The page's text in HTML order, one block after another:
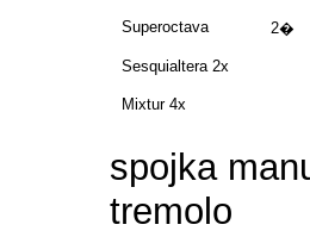
Superoctava 2�
Sesquialtera 2x
Mixtur 4x
spojka
tremolo